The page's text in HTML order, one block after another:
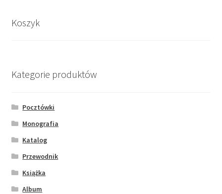
Koszyk
Kategorie produktów
Pocztówki
Monografia
Katalog
Przewodnik
Książka
Album